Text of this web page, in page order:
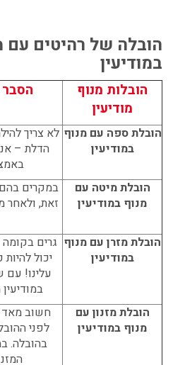
הובלה של רהיטים עם
במודיעין
הובלות מנוף
מודיעין
הובלת ספה עם מנוף
במודיעין
לא צריך
הדלת –
הובלת מיטה עם
מנוף במודיעין
במקרים
זאת, ולאחר
הובלת מזרן עם מנוף
במודיעין
גרים בקומה
יכול
עלינו! עם
במודיעין
הובלת מזנון עם
מנוף במודיעין
חשוב מאד
לפני
בהובלה.